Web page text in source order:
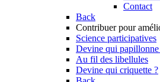
Contact
Back
Contribuer pour
Science participatives
Devine qui
Au fil des libellules
Devine qui criquette ?